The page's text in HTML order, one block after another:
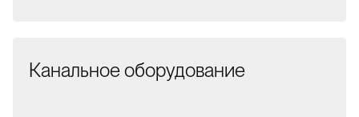
Канальное оборудование